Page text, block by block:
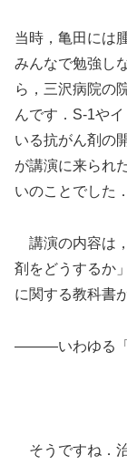
当時，亀田には
みんなで勉強し
ら，三沢病院の
んです．S-1や
いる抗がん剤の
が講演に来られ
いのことでした．
講演の内容は
剤をどうするか
に関する教科書
―――いわゆる「
そうですね．